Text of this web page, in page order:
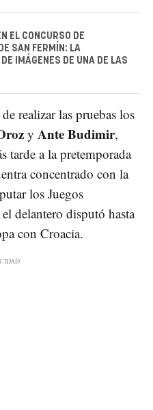
EL CONCURSO DE
SAN FERMÍN: LA
IMÁGENES DE UNA DE LAS
realizar las pruebas los
y Ante Budimir,
tarde a la pretemporada
concentrado con la
los Juegos
delantero disputó hasta
con Croacia.